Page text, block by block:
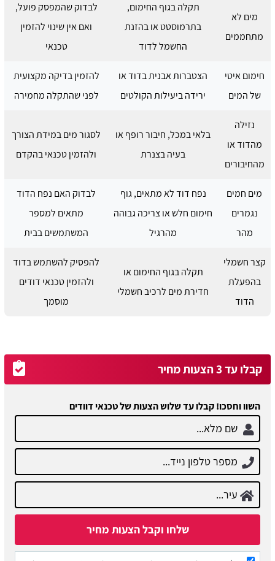
מים לא
מתחממים
תקלה בגוף החימום,
בתרמוסטט או בהזנת
החשמל לדוד
לבדוק שהמפסק פועל,
ואם אין שינוי להזמין
טכנאי
חימום איטי
של המים
הצטברות אבנית בדוד או
ירידה ביעילות הקולטים
להזמין בדיקה מקצועית
לפני שהתקלה מחמירה
נזילה
מהדוד או
מהחיבורים
בלאי במכל, חיבור רופף או
בעיה בצנרת
לסגור מים במידת הצורך
ולהזמין טכנאי בהקדם
מים חמים
נגמרים
מהר
נפח דוד לא מתאים, גוף
חימום חלש או צריכה גבוהה
מהרגיל
לבדוק האם נפח הדוד
מתאים למספר
המשתמשים בבית
קצר חשמלי
בהפעלת
הדוד
תקלה בגוף החימום או
חדירת מים לרכיב חשמלי
להפסיק להשתמש בדוד
ולהזמין טכנאי דודים
מוסמך
קבלו עד 3 הצעות מחיר
השוו וחסכו! קבלו עד שלוש הצעות של טכנאי דוודים